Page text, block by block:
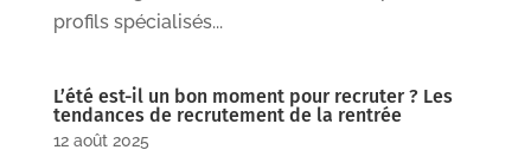
profils spécialisés...
L’été est-il un bon moment pour recruter ? Les
tendances de recrutement de la rentrée
12 août 2025